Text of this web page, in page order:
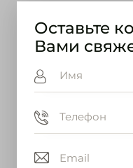
Натуральные
(Патока/сиропы)
Посмотреть
Оставьте
Вами